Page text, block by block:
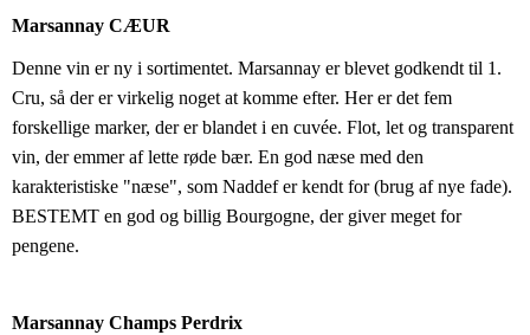
Marsannay CÆUR
Denne vin er ny i sortimentet. Marsannay er blevet godkendt til 1.
Cru, så der er virkelig noget at komme efter. Her er det fem
forskellige marker, der er blandet i en cuvée. Flot, let og transparent
vin, der emmer af lette røde bær. En god næse med den
karakteristiske "næse", som Naddef er kendt for (brug af nye fade).
BESTEMT en god og billig Bourgogne, der giver meget for
pengene.
Marsannay Champs Perdrix